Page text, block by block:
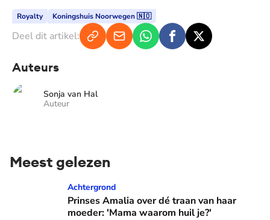
Royalty Koningshuis Noorwegen 🇳🇴
Deel dit artikel:
Auteurs
Sonja van Hal
Auteur
Meest gelezen
Prinses Amalia over dé traan van haar moeder: 'Mama
Achtergrond
Prinses Amalia over dé traan van haar
moeder: 'Mama waarom huil je?'